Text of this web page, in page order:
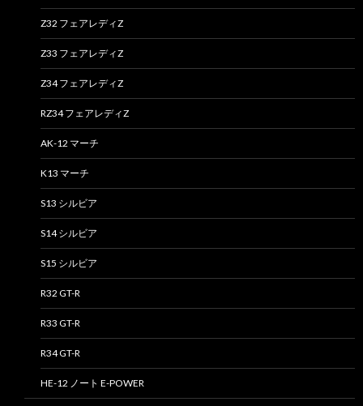
Z32 フェアレディZ
Z33 フェアレディZ
Z34 フェアレディZ
RZ34 フェアレディZ
AK-12 マーチ
K13 マーチ
S13 シルビア
S14 シルビア
S15 シルビア
R32 GT-R
R33 GT-R
R34 GT-R
HE-12 ノート E-POWER